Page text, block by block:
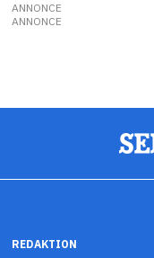
ANNONCE
ANNONCE
REDAKTION